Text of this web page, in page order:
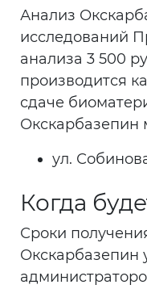
Анализ
исследований
анализа 3 500
производится
сдаче
Окскарбазепин
ул.
Когда
Сроки
Окскарбазепин